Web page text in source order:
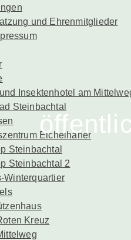
und Ehrenmitglieder
Insektenhotel am
Steinbachtal
Eichelhäher
Steinbachtal
Steinbachtal 2
Winterquartier
Kreuz